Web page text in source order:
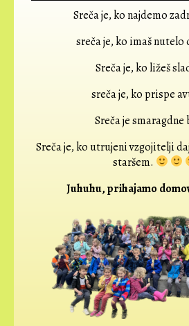
Sreča je, ko najdemo
sreča je, ko imaš nutelo
Sreča je, ko ližeš
sreča je, ko prispe
Sreča je smaragdne
Sreča je, ko utrujeni vzgojitelji
staršem.
Juhuhu, prihajamo